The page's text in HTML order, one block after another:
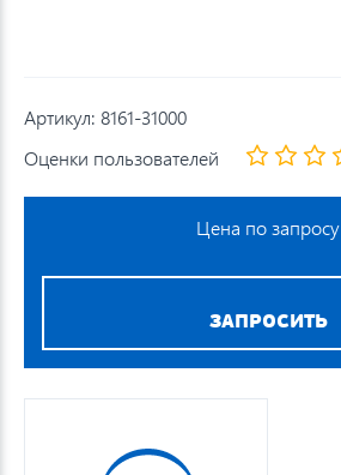
Артикул: 8161-31000
Оценки пользователей
Цена по запросу
ЗАПРОСИТЬ